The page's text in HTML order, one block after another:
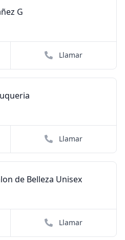
G
Llamar
Llamar
de Belleza Unisex
Llamar